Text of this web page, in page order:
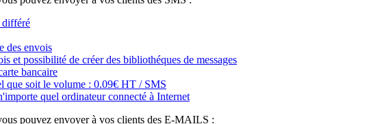
des envois
et possibilité de créer des bibliothéques de messages
bancaire
que soit le volume : 0.09€ HT / SMS
quel ordinateur connecté à Internet
pouvez envoyer à vos clients des E-MAILS :